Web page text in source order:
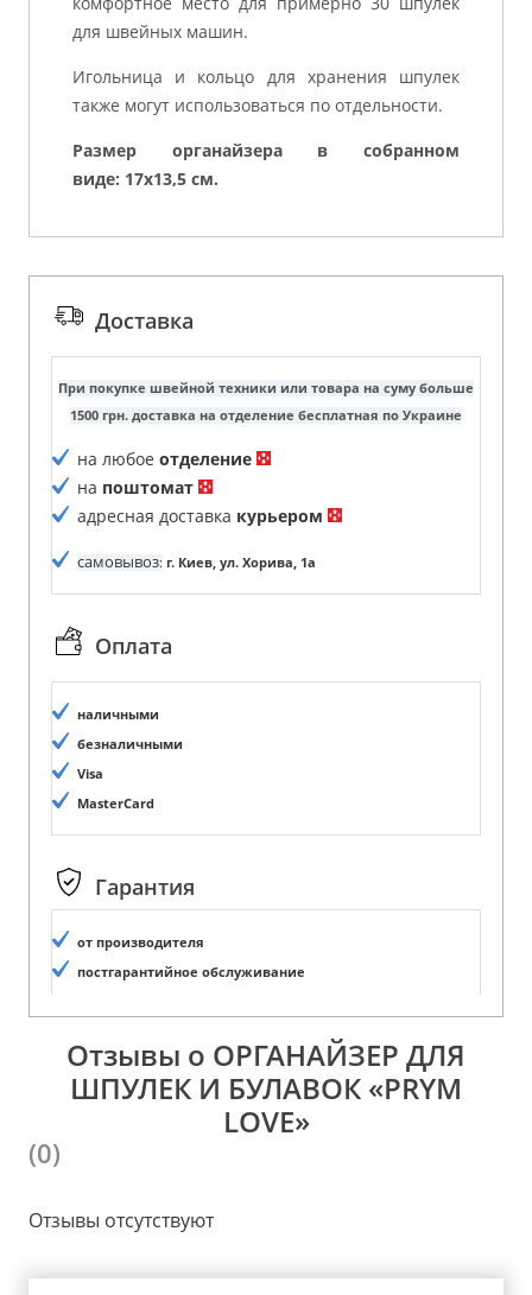
для швейных машин.
Игольница и кольцо для хранения шпулек
также могут использоваться по отдельности.
Размер органайзера в собранном
виде: 17x13,5 см.
Доставка
При покупке швейной техники или товара на суму больше
1500 грн. доставка на отделение бесплатная по Украине
на любое отделение
на поштомат
адресная доставка курьером
самовывоз: г. Киев, ул. Хорива, 1а
Оплата
наличными
безналичными
Visa
MasterCard
Гарантия
от производителя
постгарантийное обслуживание
Отзывы о ОРГАНАЙЗЕР ДЛЯ
ШПУЛЕК И БУЛАВОК «PRYM
LOVE»
(0)
Отзывы отсутствуют